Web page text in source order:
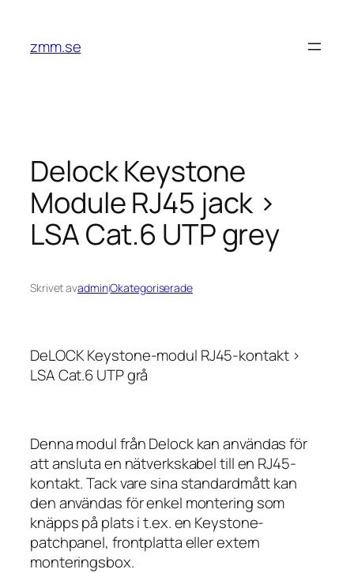
innehåll
zmm.se
Delock Keystone
Module RJ45 jack >
LSA Cat.6 UTP grey
Skrivet avadminiOkategoriserade
DeLOCK Keystone-modul RJ45-kontakt >
LSA Cat.6 UTP grå
Denna modul från Delock kan användas för
att ansluta en nätverkskabel till en RJ45-
kontakt. Tack vare sina standardmått kan
den användas för enkel montering som
knäpps på plats i t.ex. en Keystone-
patchpanel, frontplatta eller extern
monteringsbox.